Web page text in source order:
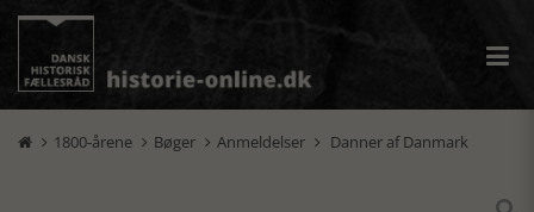
 1800-årene  Bøger  Anmeldelser  Danner af Danmark